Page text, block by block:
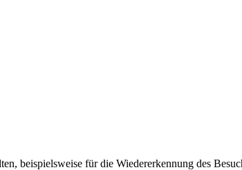
beispielsweise für die Wiedererkennung des